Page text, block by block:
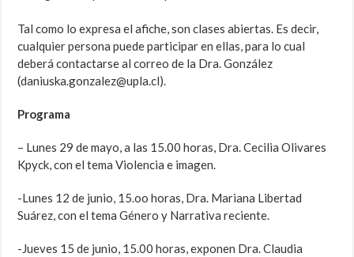
Tal como lo expresa el afiche, son clases abiertas. Es decir,
cualquier persona puede participar en ellas, para lo cual
deberá contactarse al correo de la Dra. González
(daniuska.gonzalez@upla.cl).
Programa
– Lunes 29 de mayo, a las 15.00 horas, Dra. Cecilia Olivares
Kpyck, con el tema Violencia e imagen.
-Lunes 12 de junio, 15.oo horas, Dra. Mariana Libertad
Suárez, con el tema Género y Narrativa reciente.
-Jueves 15 de junio, 15.00 horas, exponen Dra. Claudia